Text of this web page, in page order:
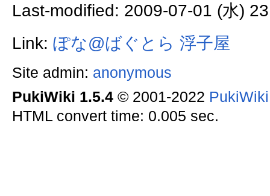
Last-modified: 2009-07-01 (水)
Link: ぽな@ばぐとら 浮子屋
Site admin: anonymous
PukiWiki 1.5.4© 2001-2022
HTML convert time: 0.005 sec.